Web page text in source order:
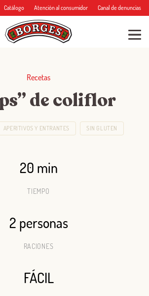
Catálogo Atención al consumidor Canal de denuncias
Recetas
de coliflor
APERITIVOS Y ENTRANTES SIN GLUTEN
20 min
TIEMPO
2 personas
RACIONES
FÁCIL